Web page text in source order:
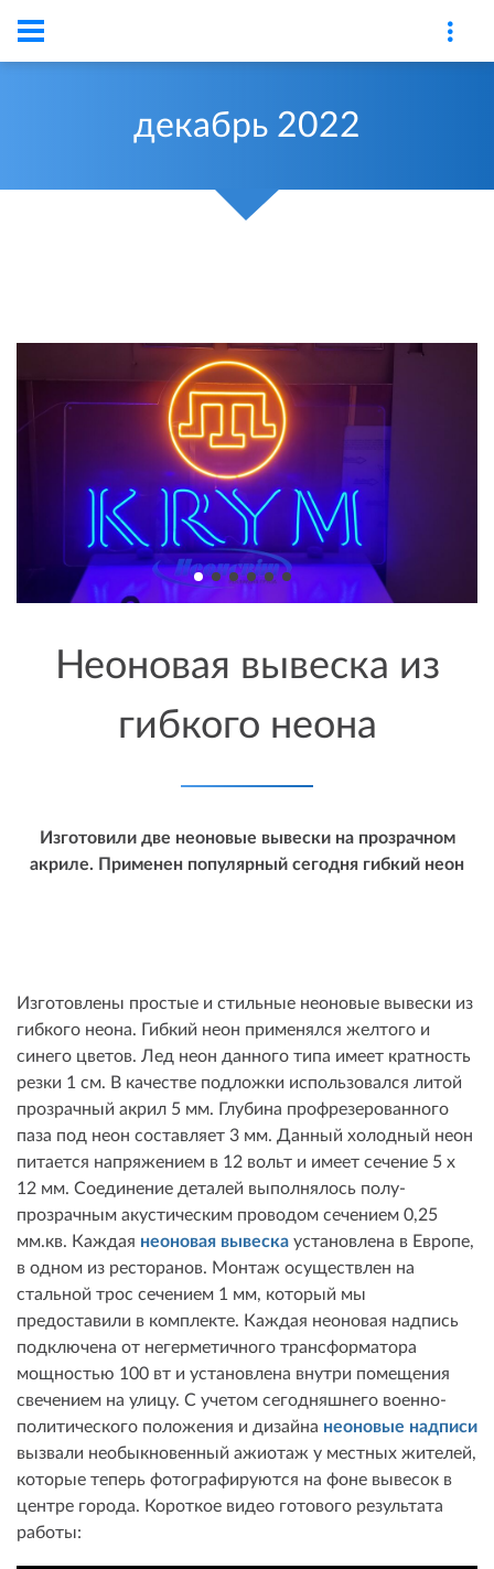
декабрь 2022
Неоновая вывеска из
гибкого неона
Изготовили две неоновые вывески на прозрачном
акриле. Применен популярный сегодня гибкий неон
Изготовлены простые и стильные неоновые вывески из
гибкого неона. Гибкий неон применялся желтого и
синего цветов. Лед неон данного типа имеет кратность
резки 1 см. В качестве подложки использовался литой
прозрачный акрил 5 мм. Глубина профрезерованного
паза под неон составляет 3 мм. Данный холодный неон
питается напряжением в 12 вольт и имеет сечение 5 х
12 мм. Соединение деталей выполнялось полу-
прозрачным акустическим проводом сечением 0,25
мм.кв. Каждая неоновая вывеска установлена в Европе,
в одном из ресторанов. Монтаж осуществлен на
стальной трос сечением 1 мм, который мы
предоставили в комплекте. Каждая неоновая надпись
подключена от негерметичного трансформатора
мощностью 100 вт и установлена внутри помещения
свечением на улицу. С учетом сегодняшнего военно-
политического положения и дизайна неоновые надписи
вызвали необыкновенный ажиотаж у местных жителей,
которые теперь фотографируются на фоне вывесок в
центре города. Короткое видео готового результата
работы: